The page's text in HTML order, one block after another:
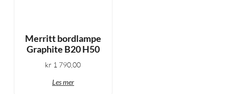
Merritt bordlampe
Graphite B20 H50
kr 1 790,00
Les mer